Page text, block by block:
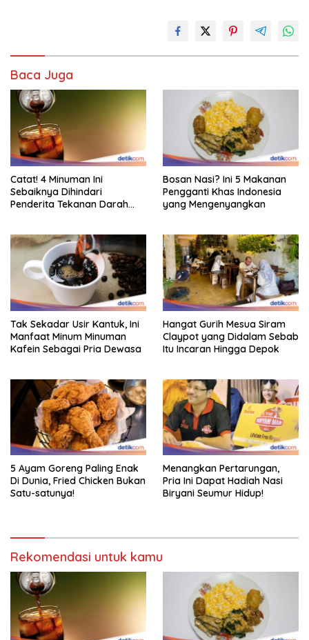
Baca Juga
Catat! 4 Minuman Ini
Sebaiknya Dihindari
Penderita Tekanan Darah
Bosan Nasi? Ini 5 Makanan
Pengganti Khas Indonesia
yang Mengenyangkan
Tak Sekadar Usir Kantuk, Ini
Manfaat Minum Minuman
Kafein Sebagai Pria Dewasa
Hangat Gurih Mesua Siram
Claypot yang Didalam Sebab
Itu Incaran Hingga Depok
5 Ayam Goreng Paling Enak
Di Dunia, Fried Chicken Bukan
Satu-satunya!
Menangkan Pertarungan,
Pria Ini Dapat Hadiah Nasi
Biryani Seumur Hidup!
Rekomendasi untuk kamu